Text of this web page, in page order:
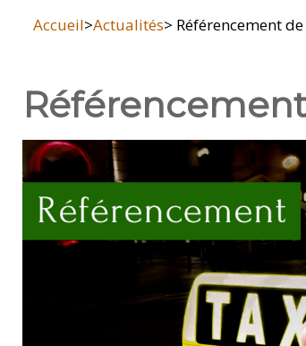
Accueil>Actualités> Référencement de